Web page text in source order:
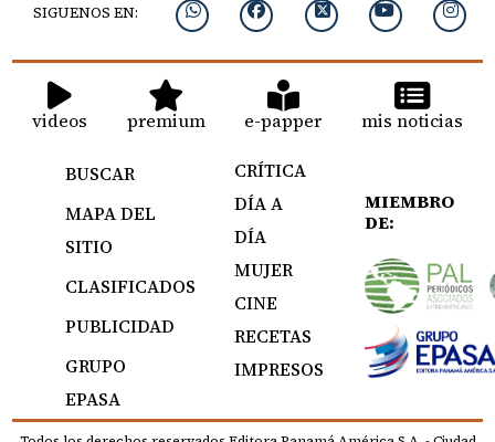
SIGUENOS EN:
videos premium e-papper mis noticias
BUSCAR
MAPA DEL
SITIO
CLASIFICADOS
PUBLICIDAD
GRUPO
EPASA
CRÍTICA
DÍA A
DÍA
MUJER
CINE
RECETAS
IMPRESOS
MIEMBRO
DE: